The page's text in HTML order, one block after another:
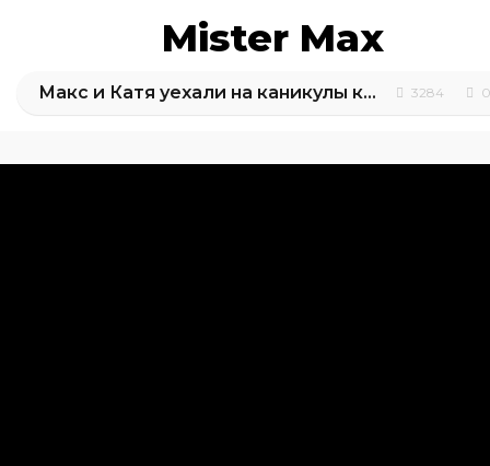
Mister Max
Макс и Катя уехали на каникулы к дедушке 3284